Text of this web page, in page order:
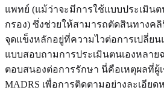
แพทย์ (แม้ว่าจะมีการใช้แบบประเมิน
กรอง) ซึ่งช่วยให้สามารถตัดสินทางค
จุดแข็งหลักอยู่ที่ความไวต่อการเปลี่ยน
แบบสอบถามการประเมินตนเองหลา
ตอบสนองต่อการรักษา นี่คือเหตุผลที่
MADRS เพื่อการติดตามอย่างละเอียด